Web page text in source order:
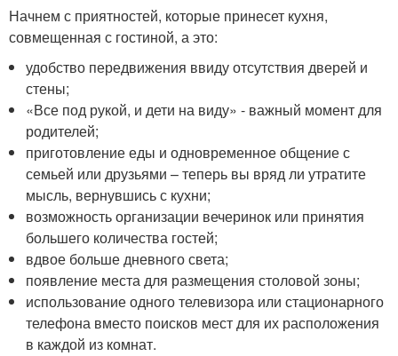
Начнем с приятностей, которые принесет кухня,
совмещенная с гостиной, а это:
удобство передвижения ввиду отсутствия дверей и
стены;
«Все под рукой, и дети на виду» - важный момент для
родителей;
приготовление еды и одновременное общение с
семьей или друзьями – теперь вы вряд ли утратите
мысль, вернувшись с кухни;
возможность организации вечеринок или принятия
большего количества гостей;
вдвое больше дневного света;
появление места для размещения столовой зоны;
использование одного телевизора или стационарного
телефона вместо поисков мест для их расположения
в каждой из комнат.